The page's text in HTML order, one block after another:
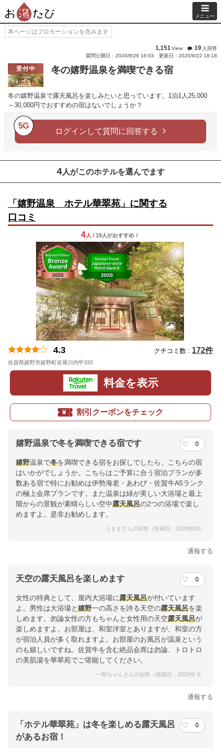
メニュー
本ページはプロモーションを含みます
1,151View 19 人回答
質問公開日：2020/8/26 16:03
更新日：2020/9/22 18:18
受付中 冬の嬉野温泉を満喫できる宿
冬の嬉野温泉で露天風呂を楽しみたいと思っています。1泊1人25,000
～30,000円でおすすめの宿はないでしょうか？
5G
ログインして質問に回答する
4人がこのホテルを選んでます
「嬉野温泉 ホテル華翠苑」に関する
口コミ
4人 / 19人がおすすめ！
4.3 クチコミ数 : 172件
佐賀県嬉野市嬉野町岩屋川内甲333
料金を表示
割引クーポンをチェック
嬉野温泉で冬を満喫できる宿です 0
嬉野温泉で冬を満喫できる宿をお探しでしたら、こちらの宿
はいかがでしょうか。こちらはご予算に合う宿泊プランが多
数ある宿で特にお勧めは伊勢海老・あわび・佐賀牛A5ランク
の極上会席プランです。また温泉は緑が美しい大浴場と最上
階からの景観が素晴らしい空中露天風呂の2つの浴場で楽し
めますよ。是非お勧めします。
うまきさんの回答（投稿日：2020/9/20）
通報する
天空の露天風呂を楽しめます 0
女性の特典として、屋内大浴場に露天風呂が付いています
よ。男性は大浴場と嬉野一の高さを誇る天空の露天風呂を楽
しめます。勿論女性の方もちゃんと女性用の天空露天風呂が
楽しめますよ。お部屋は、和室洋室とありますが、和室の方
が宿泊人員が多く取れますよ。お部屋のお風呂が温泉という
のも嬉しいですね。佐賀牛を含む絶品会席は勿論、トロトロ
の美肌湯を華翠苑でご堪能してください。
一郎ちゃんさんの回答（投稿日：2020/9/ 3）
通報する
「ホテル華翠苑」は冬を楽しめる露天風呂
があるお宿！
0